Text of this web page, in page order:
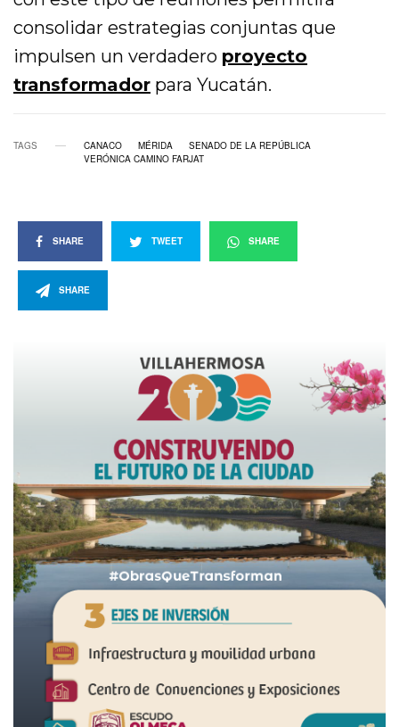
consolidar estrategias conjuntas que
impulsen un verdadero proyecto
transformador para Yucatán.
TAGS CANACO MÉRIDA
SENADO DE LA REPÚBLICA
VERÓNICA CAMINO FARJAT
SHARE TWEET SHARE
SHARE